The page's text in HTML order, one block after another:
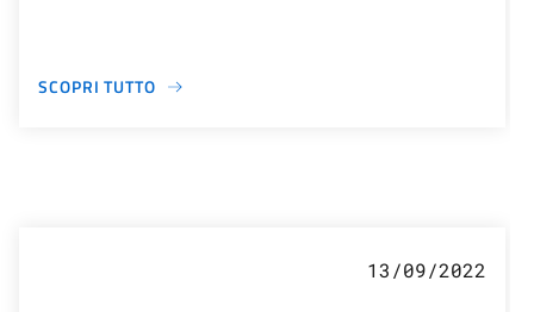
SCOPRI TUTTO
13/09/2022